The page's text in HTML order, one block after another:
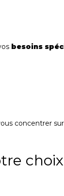
besoins
concentrer